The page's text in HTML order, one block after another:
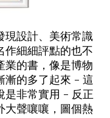
現設計、美術常識
作細細評點的也不
業的書，像是博物
漸的多了起來 - 這
是非常實用 - 反正
大聲嚷嚷，圖個熱